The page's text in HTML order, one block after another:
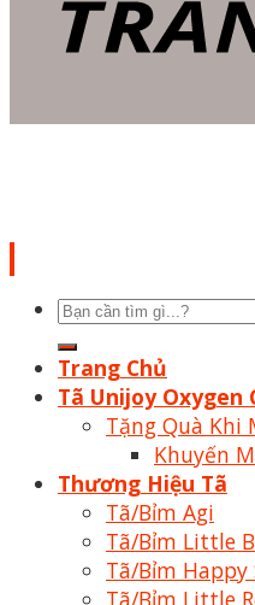
Tìm
kiếm:
Trang Chủ
Tã Unijoy Oxygen
Tặng Quà Khi
Khuyến
Thương Hiệu Tã
Tã/Bỉm Agi
Tã/Bỉm Little
Tã/Bỉm Happy
Tã/Bỉm Little